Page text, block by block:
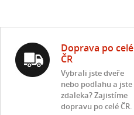
Doprava po celé
ČR
Vybrali jste dveře
nebo podlahu a jste
zdaleka? Zajistíme
dopravu po celé ČR.